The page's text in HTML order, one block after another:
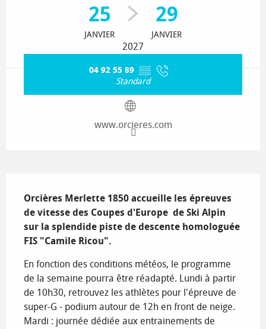
25
JANVIER
29
JANVIER
2027
04 92 55 89 ▒▒
Standard
www.orcieres.com
Orcières Merlette 1850 accueille les épreuves
de vitesse des Coupes d'Europe  de Ski Alpin
sur la splendide piste de descente homologuée
FIS "Camile Ricou".
En fonction des conditions météos, le programme
de la semaine pourra être réadapté. Lundi à partir
de 10h30, retrouvez les athlètes pour l'épreuve de
super-G - podium autour de 12h en front de neige.
Mardi : journée dédiée aux entrainements de